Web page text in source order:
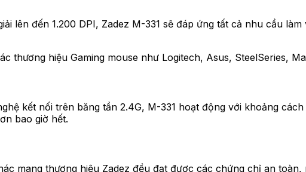
lên đến 1.200 DPI, Zadez M-331 sẽ đáp ứng tất cả nhu cầu
thương hiệu Gaming mouse như Logitech, Asus, SteelSeries,
kết nối trên băng tần 2.4G, M-331 hoạt động với khoảng
bao giờ hết.
mang thương hiệu Zadez đều đạt được các chứng chỉ an